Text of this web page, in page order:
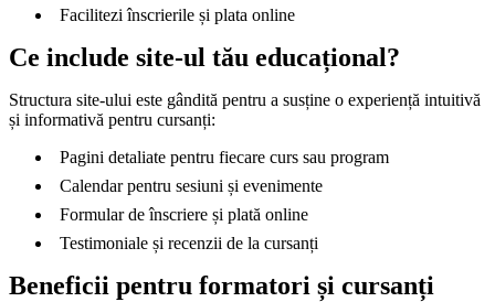
Facilitezi înscrierile și plata online
Ce include site-ul tău educațional?
Structura site-ului este gândită pentru a susține o experiență intuitivă
și informativă pentru cursanți:
Pagini detaliate pentru fiecare curs sau program
Calendar pentru sesiuni și evenimente
Formular de înscriere și plată online
Testimoniale și recenzii de la cursanți
Beneficii pentru formatori și cursanți